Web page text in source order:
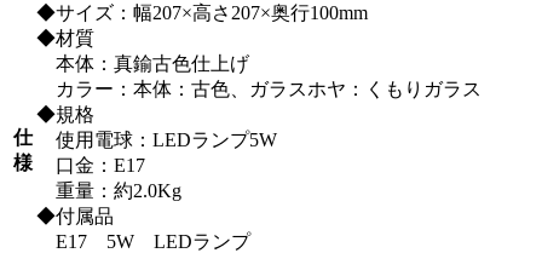
仕
様
◆サイズ：幅207×高さ207×奥行100mm
◆材質
本体：真鍮古色仕上げ
カラー：本体：古色、ガラスホヤ：くもりガラス
◆規格
使用電球：LEDランプ5W
口金：E17
重量：約2.0Kg
◆付属品
E17 5W LEDランプ